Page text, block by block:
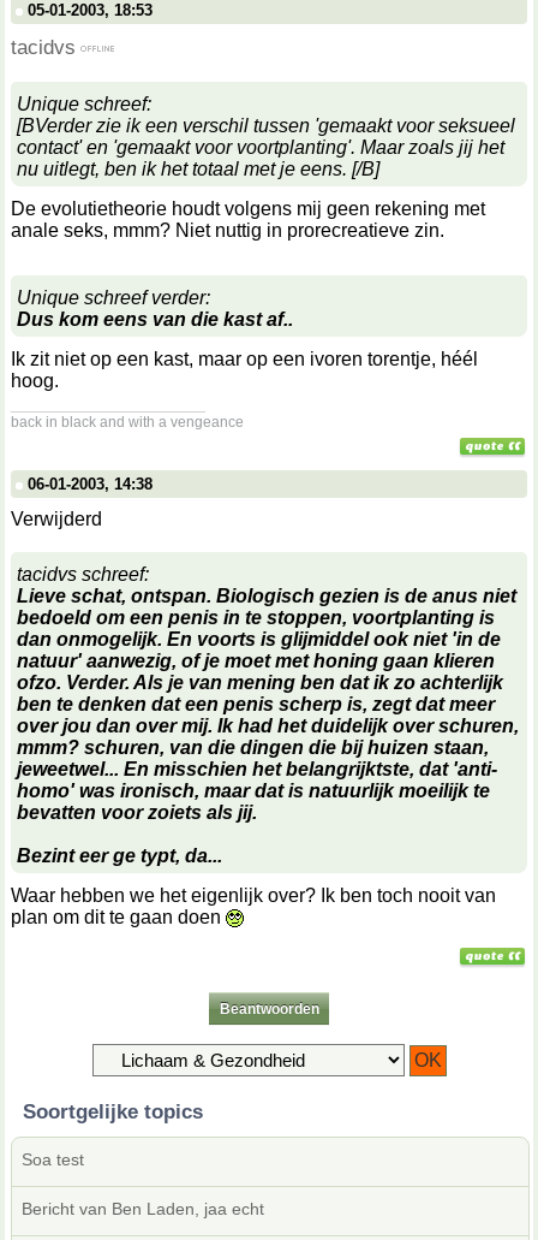
05-01-2003, 18:53
tacidvs
Unique schreef:
[BVerder zie ik een verschil tussen 'gemaakt voor seksueel
contact' en 'gemaakt voor voortplanting'. Maar zoals jij het
nu uitlegt, ben ik het totaal met je eens. [/B]
De evolutietheorie houdt volgens mij geen rekening met
anale seks, mmm? Niet nuttig in prorecreatieve zin.
Unique schreef verder:
Dus kom eens van die kast af..
Ik zit niet op een kast, maar op een ivoren torentje, héél
hoog.
back in black and with a vengeance
06-01-2003, 14:38
Verwijderd
tacidvs schreef:
Lieve schat, ontspan. Biologisch gezien is de anus niet
bedoeld om een penis in te stoppen, voortplanting is
dan onmogelijk. En voorts is glijmiddel ook niet 'in de
natuur' aanwezig, of je moet met honing gaan klieren
ofzo. Verder. Als je van mening ben dat ik zo achterlijk
ben te denken dat een penis scherp is, zegt dat meer
over jou dan over mij. Ik had het duidelijk overschuren,
mmm? schuren, van die dingen die bij huizen staan,
jeweetwel... En misschien het belangrijktste, dat 'anti-
homo' was ironisch, maar dat is natuurlijk moeilijk te
bevatten voor zoiets als jij.
Bezint eer ge typt, da...
Waar hebben we het eigenlijk over? Ik ben toch nooit van
plan om dit te gaan doen
Beantwoorden
Soortgelijke topics
Soa test
Bericht van Ben Laden, jaa echt